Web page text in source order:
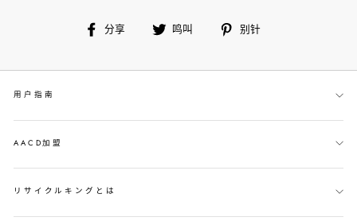
分享 鸣叫 别针
用户指南
AACD加盟
リサイクルキングとは